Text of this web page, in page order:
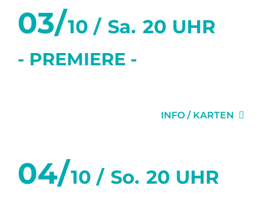
03/10 / Sa. 20 UHR
- PREMIERE -
INFO / KARTEN
04/10 / So. 20 UHR